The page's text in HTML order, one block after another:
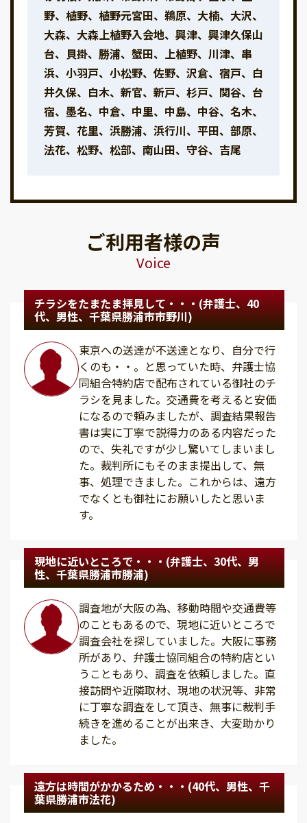
野、植野、植野元宮田、鵜原、大楠、大沢、
大森、大森上植野入会地、興津、興津久保山
台、貝掛、勝浦、蟹田、上植野、川津、串
浜、小羽戸、小松野、佐野、沢倉、宿戸、白
井久保、白木、新官、新戸、杉戸、関谷、台
宿、墨名、中倉、中里、中島、中谷、名木、
芳賀、花里、浜勝浦、浜行川、平田、部原、
法花、松野、松部、南山田、守谷、吉尾
ご利用者様の声
Voice
チラシをたまたま拝見して・・・(弁護士、40
代、男性、千葉県勝浦市市野川)
東京への送達が不送達となり、自分で行
くのも・・。と思っていた時、弁護士協
同組合特約店で配布されている御社のチ
ラシを見ました。交通費を考えると安価
になるので頼みましたが、調査結果報告
書は実に丁寧で説得力のある内容だった
ので、失礼ですが少し驚いてしまいまし
た。裁判所にもそのまま提出して、無
事、処理できました。これからは、遠方
でなくとも御社にお願いしたと思いま
す。
現地に近いところで・・・(弁護士、30代、男
性、千葉県勝浦市勝浦)
調査地が大阪の為、移動時間や交通費等
のこともあるので、現地に近いところで
調査会社を探していました。大阪に事務
所があり、弁護士協同組合の特約店とい
うこともあり、調査を依頼しました。直
接訪問や近隣取材、現地の状況等、非常
に丁寧な調査をして頂き、無事に裁判手
続きを進めることが出来き、大変助かり
ました。
遠方は時間がかかるため・・・(40代、男性、千
葉県勝浦市法花)